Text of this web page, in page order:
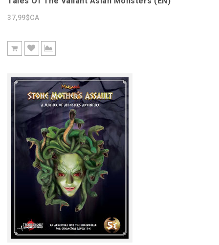
37,99$CA